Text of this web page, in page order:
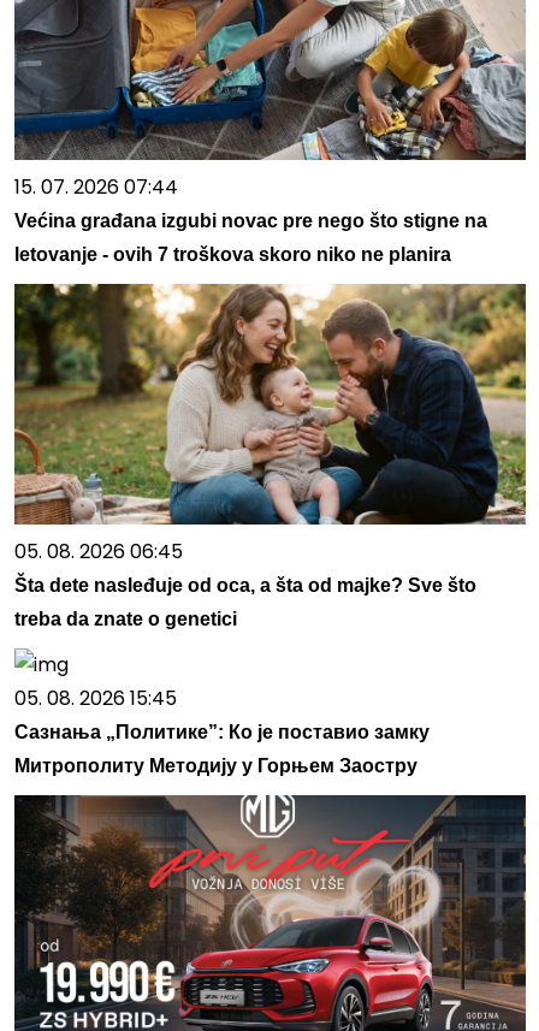
15. 07. 2026 07:44
Većina građana izgubi novac pre nego što stigne na
letovanje - ovih 7 troškova skoro niko ne planira
05. 08. 2026 06:45
Šta dete nasleđuje od oca, a šta od majke? Sve što
treba da znate o genetici
05. 08. 2026 15:45
Сазнања „Политике”: Ко је поставио замку
Митрополиту Методију у Горњем Заостру